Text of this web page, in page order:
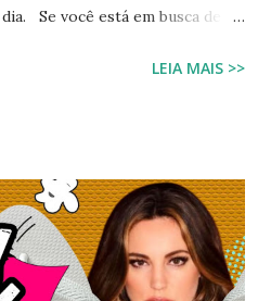
Se você está em busca de
brasileiro, o Chinelo
e arte. Você já imaginou
uma tradição que é
geração pelas artesãs do sertão
deste lançamento está na
LEIA MAIS >>